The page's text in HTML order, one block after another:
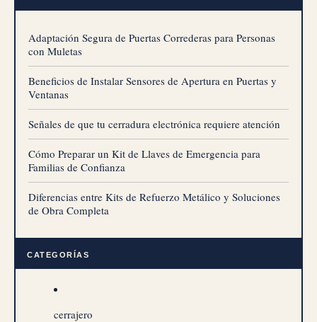
Adaptación Segura de Puertas Correderas para Personas
con Muletas
Beneficios de Instalar Sensores de Apertura en Puertas y
Ventanas
Señales de que tu cerradura electrónica requiere atención
Cómo Preparar un Kit de Llaves de Emergencia para
Familias de Confianza
Diferencias entre Kits de Refuerzo Metálico y Soluciones
de Obra Completa
CATEGORÍAS
cerrajero